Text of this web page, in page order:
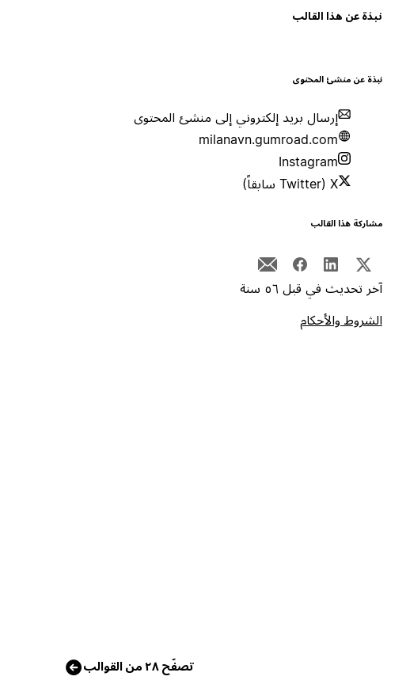
نبذة عن هذا القالب
نبذة عن منشئ المحتوى
إرسال بريد إلكتروني إلى منشئ المحتوى
milanavn.gumroad.com
Instagram
X (Twitter سابقاً)
مشاركة هذا القالب
آخر تحديث في قبل ٥٦ سنة
الشروط والأحكام
تصفّح ٢٨ من القوالب